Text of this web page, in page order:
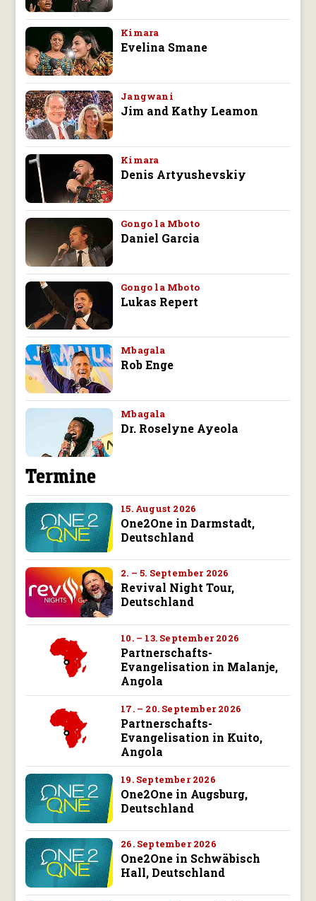
Kimara
Evelina Smane
Jangwani
Jim and Kathy Leamon
Kimara
Denis Artyushevskiy
Gongo la Mboto
Daniel Garcia
Gongo la Mboto
Lukas Repert
Mbagala
Rob Enge
Mbagala
Dr. Roselyne Ayeola
Termine
15. August 2026
One2One in Darmstadt,
Deutschland
2. – 5. September 2026
Revival Night Tour,
Deutschland
10. – 13. September 2026
Partnerschafts-
Evangelisation in Malanje,
Angola
17. – 20. September 2026
Partnerschafts-
Evangelisation in Kuito,
Angola
19. September 2026
One2One in Augsburg,
Deutschland
26. September 2026
One2One in Schwäbisch
Hall, Deutschland